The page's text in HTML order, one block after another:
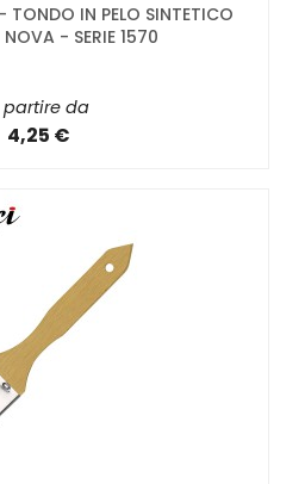
TONDO IN PELO SINTETICO
NOVA - SERIE 1570
partire da
4,25 €